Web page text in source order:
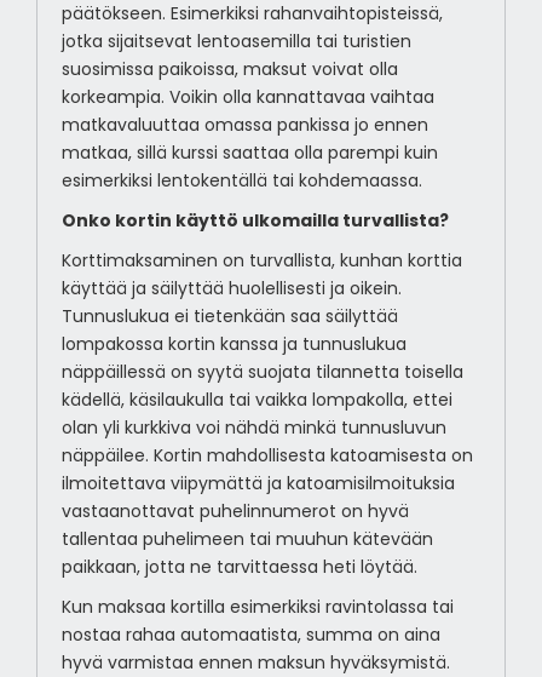
päätökseen. Esimerkiksi rahanvaihtopisteissä,
jotka sijaitsevat lentoasemilla tai turistien
suosimissa paikoissa, maksut voivat olla
korkeampia. Voikin olla kannattavaa vaihtaa
matkavaluuttaa omassa pankissa jo ennen
matkaa, sillä kurssi saattaa olla parempi kuin
esimerkiksi lentokentällä tai kohdemaassa.
Onko kortin käyttö ulkomailla turvallista?
Korttimaksaminen on turvallista, kunhan korttia
käyttää ja säilyttää huolellisesti ja oikein.
Tunnuslukua ei tietenkään saa säilyttää
lompakossa kortin kanssa ja tunnuslukua
näppäillessä on syytä suojata tilannetta toisella
kädellä, käsilaukulla tai vaikka lompakolla, ettei
olan yli kurkkiva voi nähdä minkä tunnusluvun
näppäilee. Kortin mahdollisesta katoamisesta on
ilmoitettava viipymättä ja katoamisilmoituksia
vastaanottavat puhelinnumerot on hyvä
tallentaa puhelimeen tai muuhun kätevään
paikkaan, jotta ne tarvittaessa heti löytää.
Kun maksaa kortilla esimerkiksi ravintolassa tai
nostaa rahaa automaatista, summa on aina
hyvä varmistaa ennen maksun hyväksymistä.